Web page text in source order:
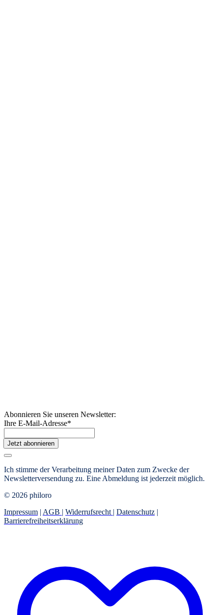
Abonnieren Sie unseren Newsletter:
Ihre E-Mail-Adresse*
Jetzt abonnieren
Ich stimme der Verarbeitung meiner Daten zum Zwecke der
Newsletterversendung zu. Eine Abmeldung ist jederzeit möglich.
© 2026 philoro
Impressum | AGB | Widerrufsrecht | Datenschutz |
Barrierefreiheitserklärung